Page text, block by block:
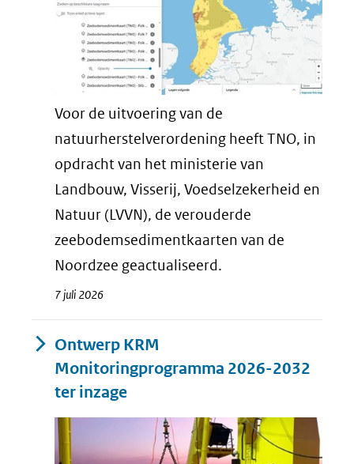
Voor de uitvoering van de
natuurherstelverordening heeft TNO, in
opdracht van het ministerie van
Landbouw, Visserij, Voedselzekerheid en
Natuur (LVVN), de verouderde
zeebodemsedimentkaarten van de
Noordzee geactualiseerd.
7 juli 2026
Ontwerp KRM
Monitoringprogramma 2026-2032
ter inzage